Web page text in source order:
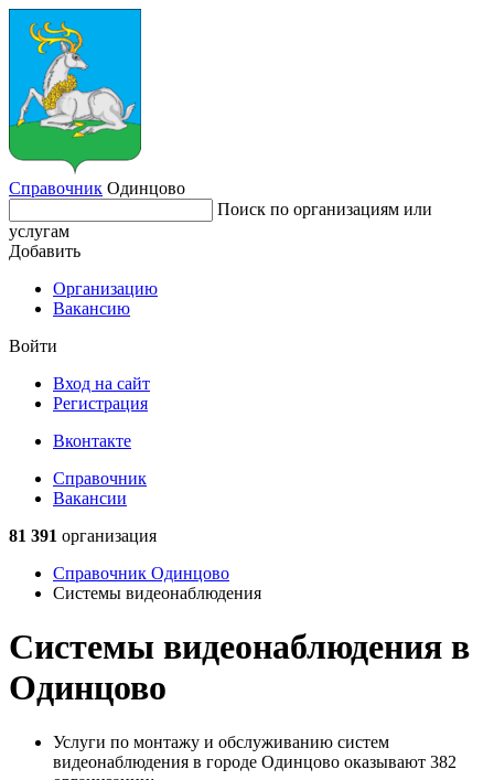
Справочник Одинцово
Поиск по организациям или
услугам
Добавить
Организацию
Вакансию
Войти
Вход на сайт
Регистрация
Вконтакте
Справочник
Вакансии
81 391 организация
Справочник Одинцово
Системы видеонаблюдения
Системы видеонаблюдения в
Одинцово
Услуги по монтажу и обслуживанию систем
видеонаблюдения в городе Одинцово оказывают 382